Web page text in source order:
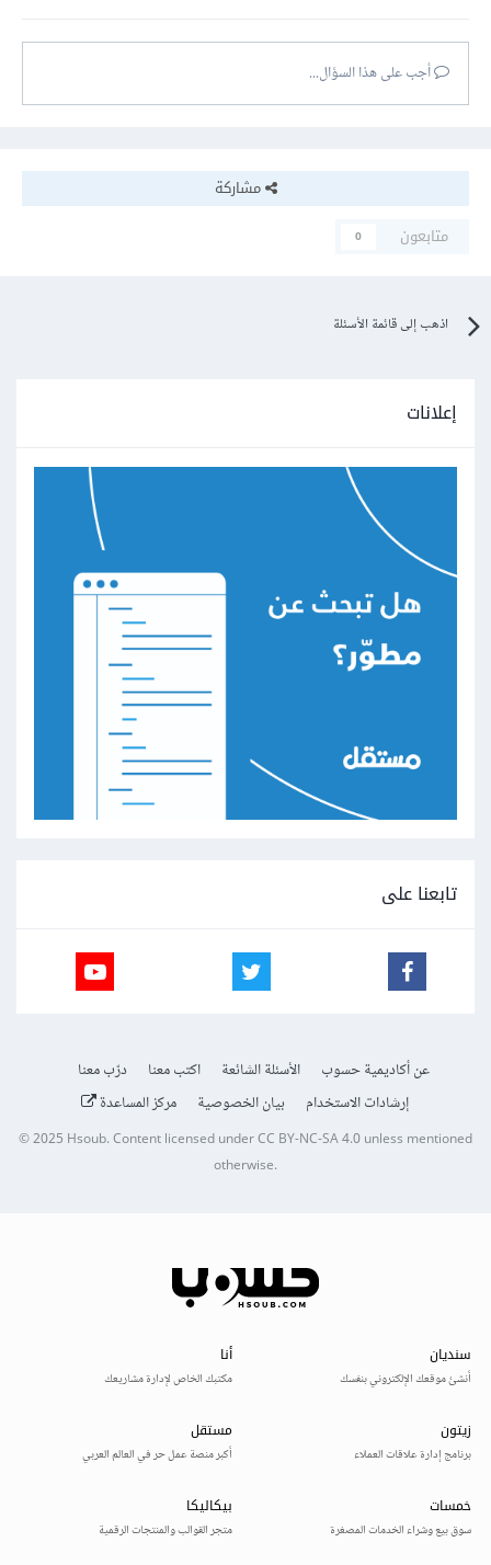
أجب على هذا السؤال...
مشاركة
متابعون
0
اذهب إلى قائمة الأسئلة
إعلانات
تابعنا على
عن أكاديمية حسوب الأسئلة الشائعة اكتب معنا
درّب معنا
إرشادات الاستخدام
بيان الخصوصية مركز المساعدة
© 2025Hsoub.Content licensed underCC BY-NC-SA 4.0unless mentioned
otherwise.